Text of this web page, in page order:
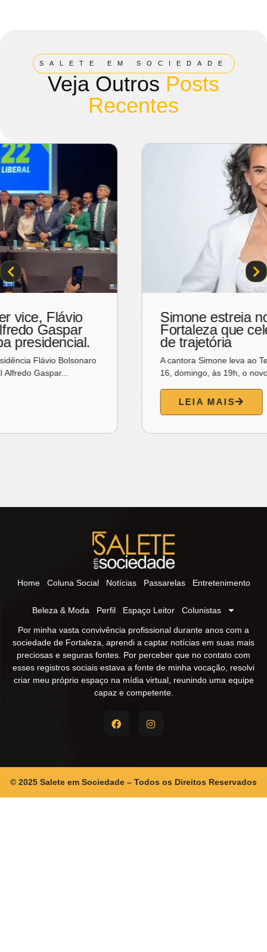
SALETE EM SOCIEDADE
Veja Outros Posts
Recentes
Instituto JCPM oferece 220 vagas
para cursos gratuitos de capacitação
profissional voltados para jovens de
comunidades de Fortaleza
Para quem busca oportunidades de qualificação, o Instituto
Home Coluna Social Notícias Passarelas Entretenimento
Beleza & Moda Perfil Espaço Leitor Colunistas
Por minha vasta convivência profissional durante anos com a
sociedade de Fortaleza, aprendi a captar notícias em suas mais
preciosas e seguras fontes. Por perceber que no contato com
esses registros sociais estava a fonte de minha vocação, resolvi
criar meu próprio espaço na mídia virtual, reunindo uma equipe
capaz e competente.
© 2025 Salete em Sociedade – Todos os Direitos Reservados